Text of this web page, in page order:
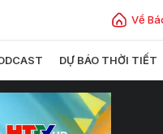
Về
DỰ BÁO THỜI TIẾT